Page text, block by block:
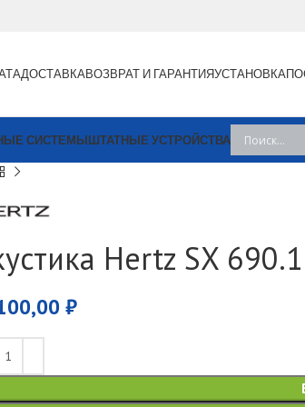
ДОСТАВКАВОЗВРАТ И ГАРАНТИЯУСТАНОВКА
СИСТЕМЫШТАТНЫЕ УСТРОЙСТВА
Hertz SX
₽